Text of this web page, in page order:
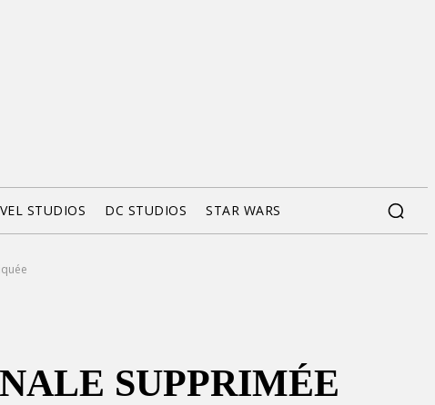
STUDIOS DC STUDIOS STAR WARS
SUPPRIMÉE